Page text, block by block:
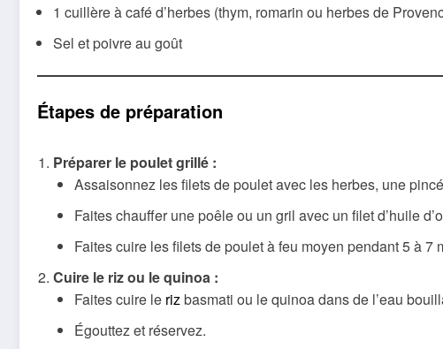
1 cuillère à café d’herbes (thym, romarin ou herbes de
Sel et poivre au goût
Étapes de préparation
Préparer le poulet grillé :
Assaisonnez les filets de poulet avec les herbes, une
Faites chauffer une poêle ou un gril avec un filet d’huile
Faites cuire les filets de poulet à feu moyen pendant 5 à
Cuire le riz ou le quinoa :
Faites cuire le rizbasmati ou le quinoa dans de l’eau
Égouttez et réservez.